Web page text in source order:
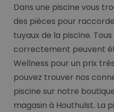
Dans une piscine vous
des pièces pour
tuyaux de la piscine.
correctement peuvent
Wellness pour un prix
pouvez trouver nos
piscine sur notre
magasin à Houthulst. La